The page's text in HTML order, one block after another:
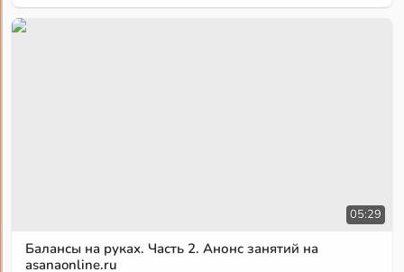
05:29
Балансы на руках. Часть 2. Анонс занятий на
asanaonline.ru